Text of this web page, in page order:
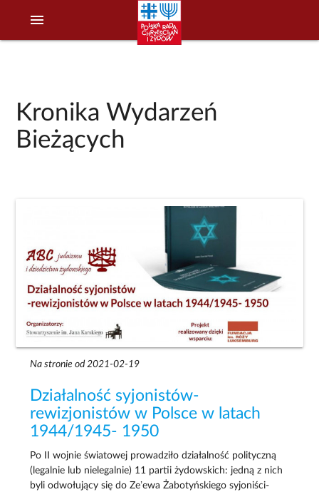
menu
Kronika Wydarzeń
Bieżących
Na stronie od 2021-02-19
Działalność syjonistów-
rewizjonistów w Polsce w latach
1944/1945- 1950
Po II wojnie światowej prowadziło działalność polityczną
(legalnie lub nielegalnie) 11 partii żydowskich: jedną z nich
byli odwołujący się do Ze’ewa Żabotyńskiego syjoniści-